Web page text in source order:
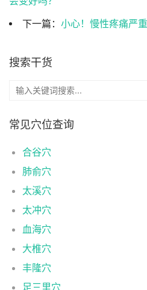
下一篇： 小心！慢性疼痛严
搜索干货
常见穴位查询
合谷穴
肺俞穴
太溪穴
太冲穴
血海穴
大椎穴
丰隆穴
足三里穴